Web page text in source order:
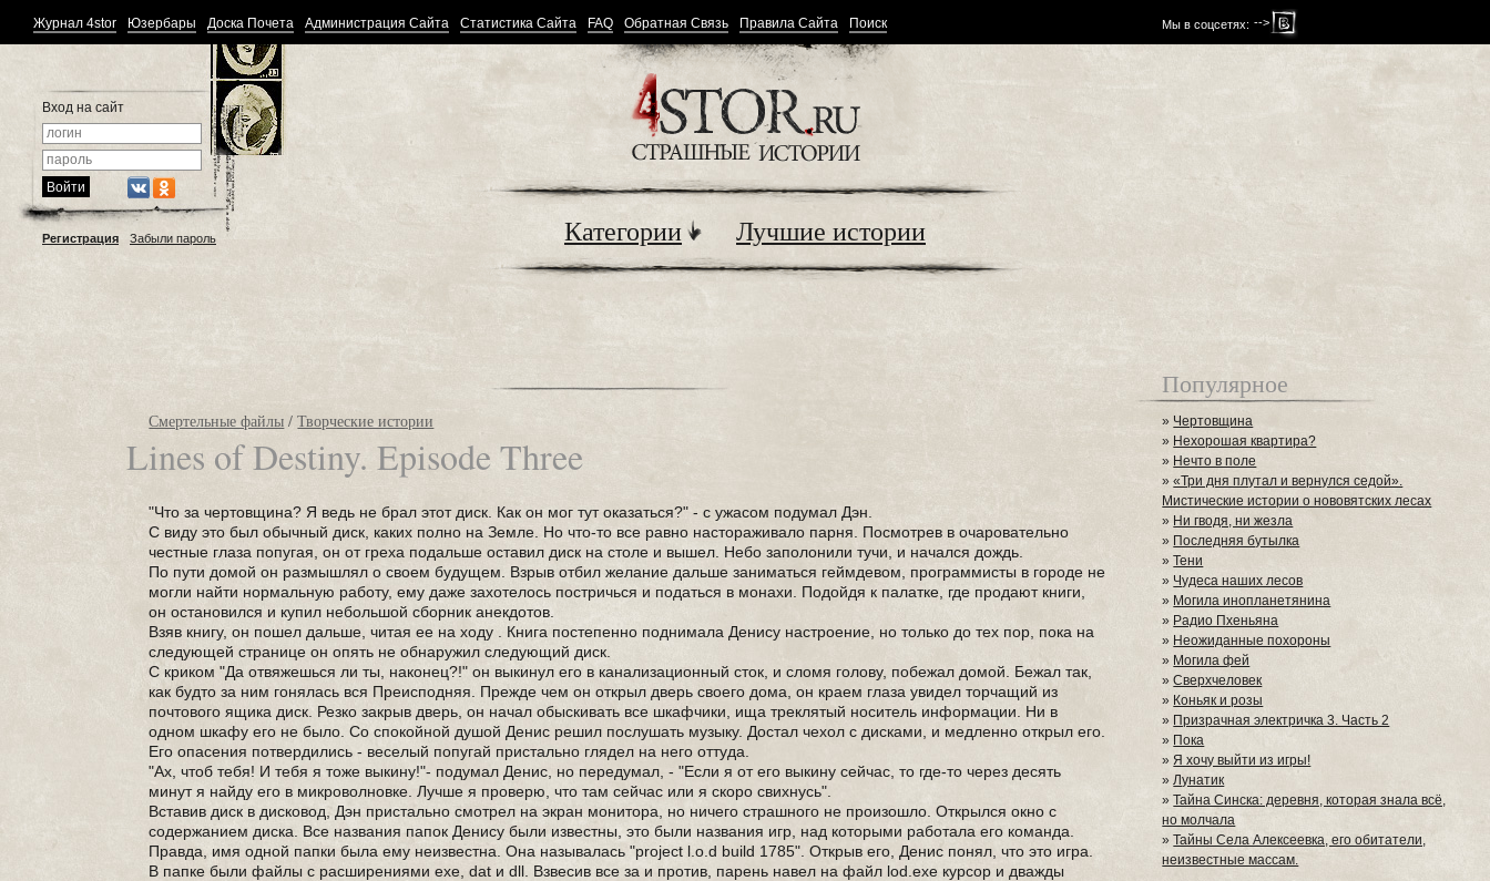
Мы в соцсетях: -->
Журнал 4stor Юзербары Доска Почета Администрация Сайта Статистика Сайта FAQ Обратная Связь Правила Сайта Поиск
Вход на сайт
Регистрация Забыли пароль Категории Лучшие истории
Смертельные файлы /Творческие истории
Lines of Destiny. Episode Three
"Что за чертовщина? Я ведь не брал этот диск. Как он мог тут оказаться?" - с ужасом подумал Дэн.
С виду это был обычный диск, каких полно на Земле. Но что-то все равно настораживало парня. Посмотрев в очаровательно
честные глаза попугая, он от греха подальше оставил диск на столе и вышел. Небо заполонили тучи, и начался дождь.
По пути домой он размышлял о своем будущем. Взрыв отбил желание дальше заниматься геймдевом, программисты в городе не
могли найти нормальную работу, ему даже захотелось постричься и податься в монахи. Подойдя к палатке, где продают книги,
он остановился и купил небольшой сборник анекдотов.
Взяв книгу, он пошел дальше, читая ее на ходу . Книга постепенно поднимала Денису настроение, но только до тех пор, пока на
следующей странице он опять не обнаружил следующий диск.
С криком "Да отвяжешься ли ты, наконец?!" он выкинул его в канализационный сток, и сломя голову, побежал домой. Бежал так,
как будто за ним гонялась вся Преисподняя. Прежде чем он открыл дверь своего дома, он краем глаза увидел торчащий из
почтового ящика диск. Резко закрыв дверь, он начал обыскивать все шкафчики, ища треклятый носитель информации. Ни в
одном шкафу его не было. Со спокойной душой Денис решил послушать музыку. Достал чехол с дисками, и медленно открыл его.
Его опасения потвердились - веселый попугай пристально глядел на него оттуда.
"Ах, чтоб тебя! И тебя я тоже выкину!"- подумал Денис, но передумал, - "Если я от его выкину сейчас, то где-то через десять
минут я найду его в микроволновке. Лучше я проверю, что там сейчас или я скоро свихнусь".
Вставив диск в дисковод, Дэн пристально смотрел на экран монитора, но ничего страшного не произошло. Открылся окно с
содержанием диска. Все названия папок Денису были известны, это были названия игр, над которыми работала его команда.
Правда, имя одной папки была ему неизвестна. Она называлась "project l.o.d build 1785". Открыв его, Денис понял, что это игра.
В папке были файлы с расширениями exe, dat и dll. Взвесив все за и против, парень навел на файл lod.exe курсор и дважды
Популярное
» Чертовщина
» Нехорошая квартира?
» Нечто в поле
»«Три дня плутал и вернулся седой».
Мистические истории о нововятских лесах
» Ни гводя, ни жезла
» Последняя бутылка
»Тени
» Чудеса наших лесов
» Могила инопланетянина
» Радио Пхеньяна
» Неожиданные похороны
» Могила фей
»Сверхчеловек
» Коньяк и розы
» Призрачная электричка 3. Часть 2
» Пока
»Я хочу выйти из игры!
»Лунатик
»Тайна Синска: деревня, которая знала всё,
но молчала
»Тайны Села Алексеевка, его обитатели,
неизвестные массам.